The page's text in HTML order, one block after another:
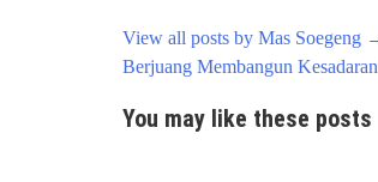
View all posts by Mas Soegeng
Post
Berjuang Membangun
You may like these posts